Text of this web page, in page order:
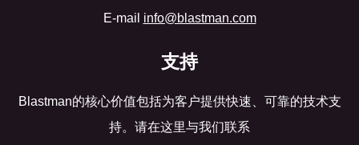
E-mail info@blastman.com
支持
Blastman的核心价值包括为客户提供快速、可靠的技术支
持。请在这里与我们联系